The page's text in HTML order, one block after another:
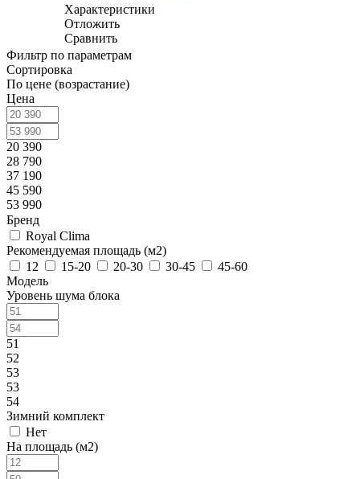
Характеристики
Отложить
Сравнить
Фильтр по параметрам
Сортировка
По цене (возрастание)
Цена
20 390
28 790
37 190
45 590
53 990
Бренд
Royal Clima
Рекомендуемая площадь (м2)
12
15-20 20-30 30-45
45-60
Модель
Уровень шума блока
51
52
53
53
54
Зимний комплект
Нет
На площадь (м2)